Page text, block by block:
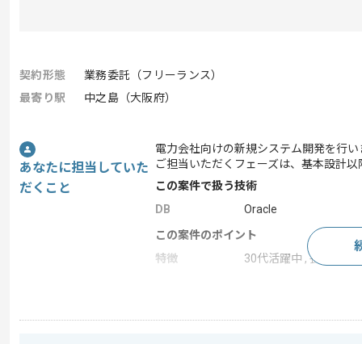
契約形態
業務委託（フリーランス）
最寄り駅
中之島（大阪府）
あなたに担当していた
だくこと
電力会社向けの新規システム開発を行い
ご担当いただくフェーズは、基本設計以
この案件で扱う技術
DB
Oracle
この案件のポイント
特徴
30代活躍中 , 長期プロ
求めるスキル